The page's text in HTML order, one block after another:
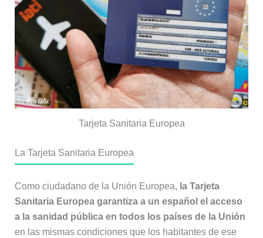
Tarjeta Sanitaria Europea
La Tarjeta Sanitaria Europea
Como ciudadano de la Unión Europea, la Tarjeta
Sanitaria Europea garantiza a un español el acceso
a la sanidad pública en todos los países de la Unión
en las mismas condiciones que los habitantes de ese